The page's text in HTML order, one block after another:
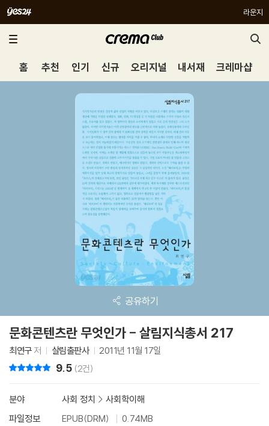
라운지
홈 추천 인기 신규 오리지널 내서재 크레마샵
공유하기
문화콘텐츠란 무엇인가 - 살림지식총서 217
최연구저 살림출판사 2011년 11월 17일
9.5 (2건)
분야 사회 정치 > 사회학이해
파일정보
EPUB(DRM)
0.74MB